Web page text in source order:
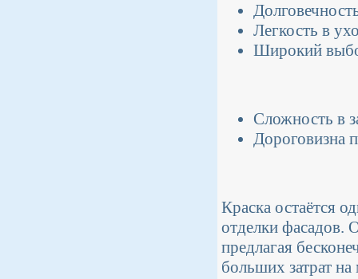
Легкость в
Широкий
Сложность в
Дороговизна
Краска остаётся
отделки фасадов.
предлагая
больших затрат